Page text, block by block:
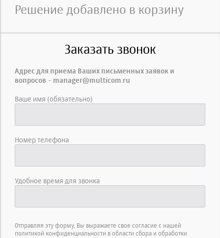
Решение добавлено в корзину
Заказать звонок
Адрес для приема Ваших письменных заявок и
вопросов - manager@multicom.ru
Ваше имя (обязательно)
Номер телефона
Удобное время для звонка
Отправляя эту форму, Вы выражаете свое согласие с нашей
политикой конфиденциальности в области сбора и обработки